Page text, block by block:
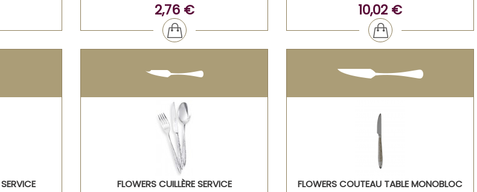
2,76 € 10,02 €
FLOWERS CUILLÈRE SERVICE FLOWERS COUTEAU TABLE MONOBLOC